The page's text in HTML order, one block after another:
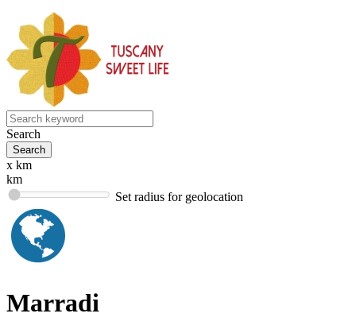
Search
x km
km
Set radius for geolocation
Marradi